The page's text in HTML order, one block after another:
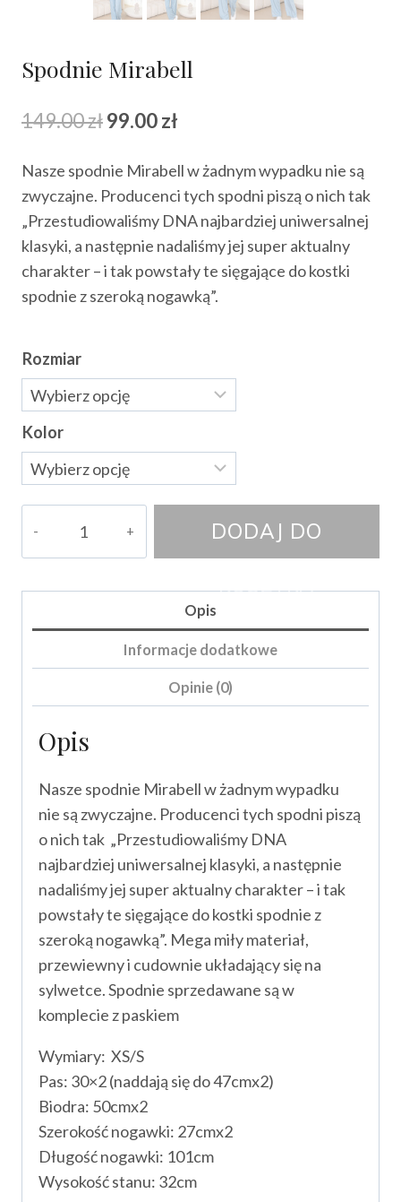
Spodnie Mirabell
149.00złPierwotna
wynosiła:
149.00 zł.
99.00zł
wynosi:
99.00 zł.
Nasze spodnie Mirabell w żadnym wypadku nie są
zwyczajne. Producenci tych spodni piszą o nich tak
„Przestudiowaliśmy DNA najbardziej uniwersalnej
klasyki, a następnie nadaliśmy jej super aktualny
charakter – i tak powstały te sięgające do kostki
spodnie z szeroką nogawką”.
Rozmiar
Kolor
DODAJ DO
KOSZYKA
Opis
Informacje dodatkowe
Opinie (0)
Opis
Nasze spodnie Mirabell w żadnym wypadku
nie są zwyczajne. Producenci tych spodni piszą
o nich tak „Przestudiowaliśmy DNA
najbardziej uniwersalnej klasyki, a następnie
nadaliśmy jej super aktualny charakter – i tak
powstały te sięgające do kostki spodnie z
szeroką nogawką”. Mega miły materiał,
przewiewny i cudownie układający się na
sylwetce. Spodnie sprzedawane są w
komplecie z paskiem
Wymiary: XS/S
Pas: 30×2 (naddają się do 47cmx2)
Biodra: 50cmx2
Szerokość nogawki: 27cmx2
Długość nogawki: 101cm
Wysokość stanu: 32cm